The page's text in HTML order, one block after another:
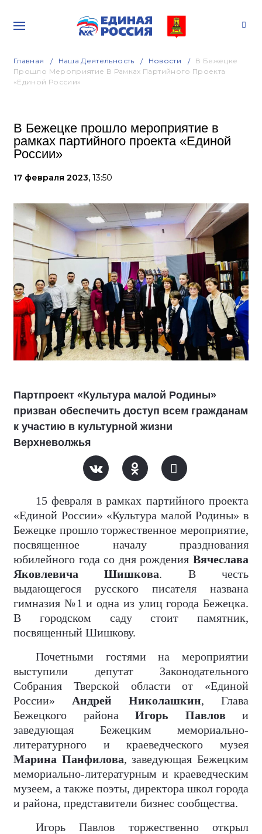
Главная Наша Деятельность Новости
В Бежецке
Прошло Мероприятие В Рамках Партийного Проекта
«Единой России»
В Бежецке прошло мероприятие в
рамках партийного проекта «Единой
России»
17 февраля 2023, 13:50
Партпроект «Культура малой Родины»
призван обеспечить доступ всем гражданам
к участию в культурной жизни
Верхневолжья
15 февраля в рамках партийного проекта
«Единой России» «Культура малой Родины» в
Бежецке прошло торжественное мероприятие,
посвященное началу празднования
юбилейного года со дня рождения Вячеслава
Яковлевича Шишкова. В честь
выдающегося русского писателя названа
гимназия №1 и одна из улиц города Бежецка.
В городском саду стоит памятник,
посвященный Шишкову.
Почетными гостями на мероприятии
выступили депутат Законодательного
Собрания Тверской области от «Единой
России» Андрей Николашкин, Глава
Бежецкого района Игорь Павлови
заведующая Бежецким мемориально-
литературного и краеведческого музея
Марина Панфилова, заведующая Бежецким
мемориально-литературным и краеведческим
музеем, а также поэты, директора школ города
и района, представители бизнес сообщества.
Игорь Павлов торжественно открыл